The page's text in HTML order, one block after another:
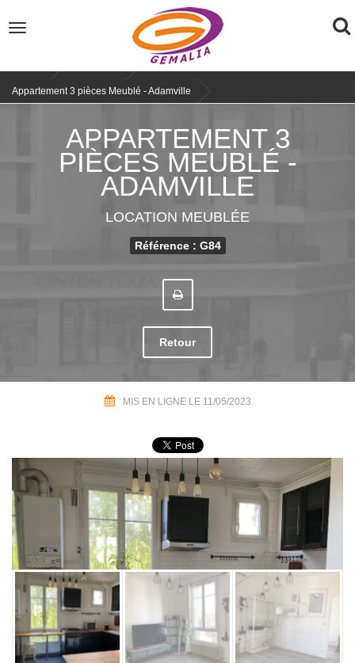
Toggle
Appartement 3 pièces Meublé - Adamville
APPARTEMENT 3
PIÈCES MEUBLÉ -
ADAMVILLE
LOCATION MEUBLÉE
Référence : G84
Retour
MIS EN LIGNE LE 11/05/2023